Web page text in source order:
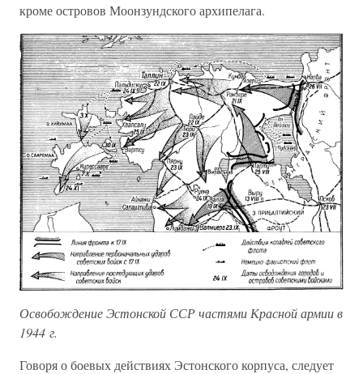
кроме островов Моонзундского архипелага.
Освобождение Эстонской ССР частями Красной армии в
1944 г.
Говоря о боевых действиях Эстонского корпуса, следует